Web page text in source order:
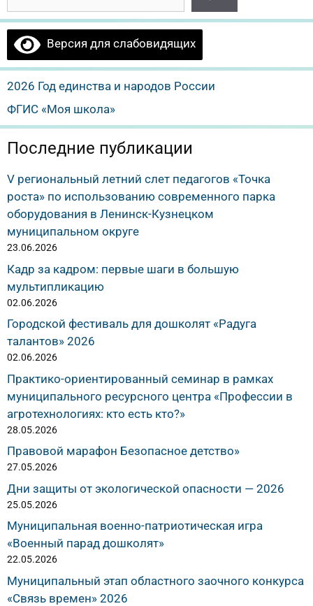
Версия для слабовидящих
2026 Год единства и народов России
ФГИС «Моя школа»
Последние публикации
V региональный летний слет педагогов «Точка
роста» по использованию современного парка
оборудования в Ленинск-Кузнецком
муниципальном округе
23.06.2026
Кадр за кадром: первые шаги в большую
мультипликацию
02.06.2026
Городской фестиваль для дошколят «Радуга
талантов» 2026
02.06.2026
Практико-ориентированный семинар в рамках
муниципального ресурсного центра «Профессии в
агротехнологиях: кто есть кто?»
28.05.2026
Правовой марафон Безопасное детство»
27.05.2026
Дни защиты от экологической опасности — 2026
25.05.2026
Муниципальная военно-патриотическая игра
«Военный парад дошколят»
22.05.2026
Муниципальный этап областного заочного конкурса
«Связь времен» 2026